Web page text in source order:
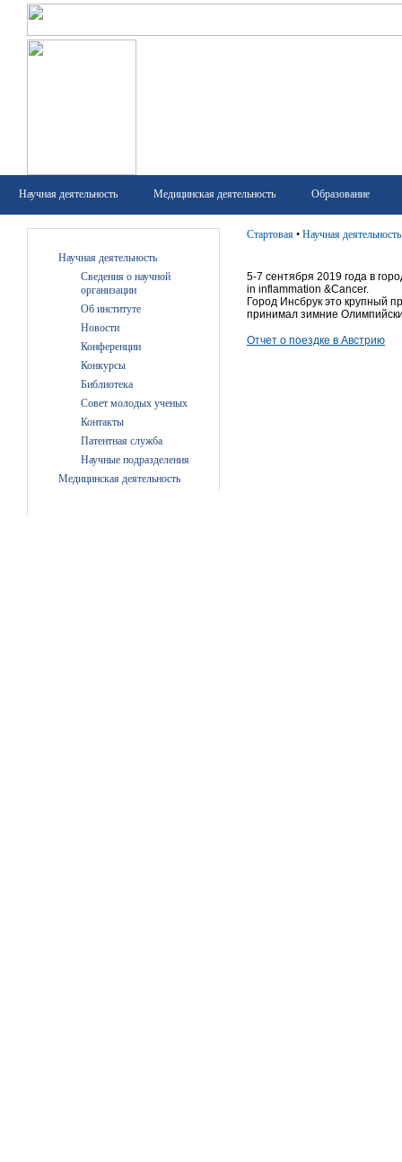
Научная деятельность Медицинская деятельность Образование
Научная деятельность
Сведения о научной
организации
Об институте
Новости
Конференции
Конкурсы
Библиотека
Совет молодых ученых
Контакты
Патентная служба
Научные подразделения
Медицинская деятельность
Стартовая • Научная деятельность
5-7 сентября 2019 года в
in inflammation &Cancer.
Город Инсбрук это крупный
принимал зимние
Отчет о поездке в Австрию